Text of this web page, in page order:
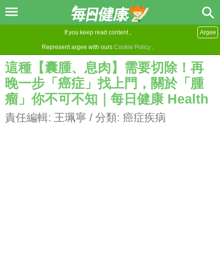
If you keep read content ,
Represent argee with ours Cookie Policy .
Argee
這種【囊腫、息肉】需要切除！再
晚一步「癌症」找上門，關於「腫
瘤」你不可不知｜每日健康 Health
責任編輯: 王珮寧 / 分類: 癌症疾病